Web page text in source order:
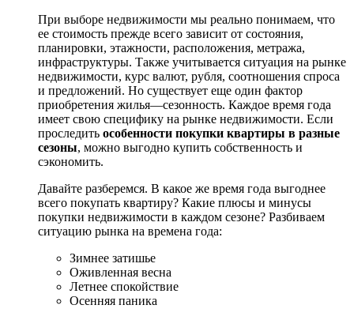
При выборе недвижимости мы реально понимаем, что
ее стоимость прежде всего зависит от состояния,
планировки, этажности, расположения, метража,
инфраструктуры. Также учитывается ситуация на рынке
недвижимости, курс валют, рубля, соотношения спроса
и предложений. Но существует еще один фактор
приобретения жилья—сезонность. Каждое время года
имеет свою специфику на рынке недвижимости. Если
проследить особенности покупки квартиры в разные
сезоны, можно выгодно купить собственность и
сэкономить.
Давайте разберемся. В какое же время года выгоднее
всего покупать квартиру? Какие плюсы и минусы
покупки недвижимости в каждом сезоне? Разбиваем
ситуацию рынка на времена года:
Зимнее затишье
Оживленная весна
Летнее спокойствие
Осенняя паника